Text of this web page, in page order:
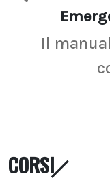
Il
CORSI